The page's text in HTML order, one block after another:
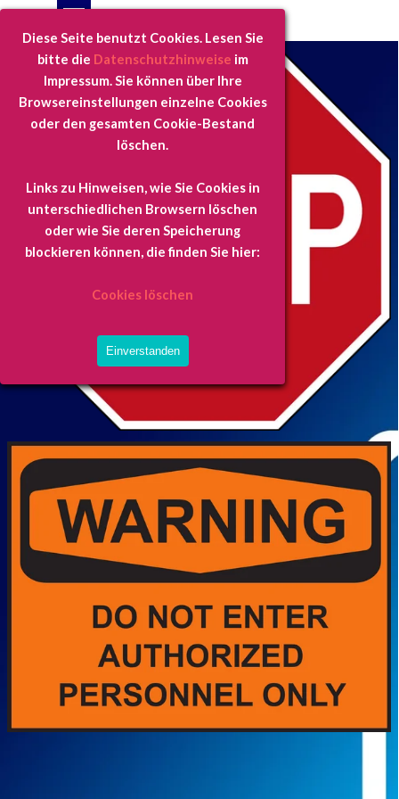
Diese Seite benutzt Cookies. Lesen Sie
bitte die Datenschutzhinweise im
Impressum.Sie können über Ihre
Browsereinstellungen einzelne Cookies
oder den gesamten Cookie-Bestand
löschen.
Links zu Hinweisen, wie Sie Cookies in
unterschiedlichen Browsern löschen
oder wie Sie deren Speicherung
blockieren können, die finden Sie hier:
Cookies löschen
Einverstanden
Direkt zum SeiteninhaltMenü überspringen
403 verbotener Zugriff